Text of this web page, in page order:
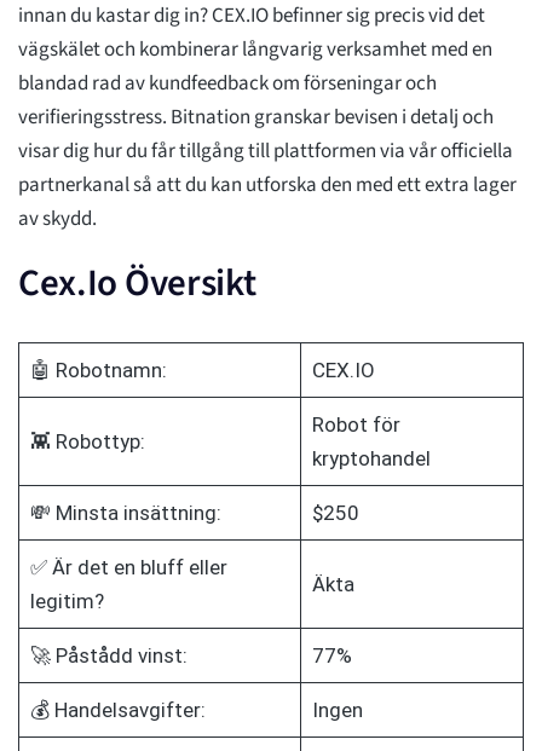
innan du kastar dig in? CEX.IO befinner sig precis vid det
vägskälet och kombinerar långvarig verksamhet med en
blandad rad av kundfeedback om förseningar och
verifieringsstress. Bitnation granskar bevisen i detalj och
visar dig hur du får tillgång till plattformen via vår officiella
partnerkanal så att du kan utforska den med ett extra lager
av skydd.
Cex.Io Översikt
🤖 Robotnamn: CEX.IO
👾 Robottyp:
Robot för
kryptohandel
💸 Minsta insättning: $250
✅ Är det en bluff eller
legitim?
Äkta
🚀 Påstådd vinst: 77%
💰 Handelsavgifter: Ingen